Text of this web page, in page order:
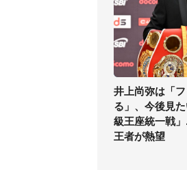
井上尚弥は「
る」、今後見
級王座統一戦
王者が熱望